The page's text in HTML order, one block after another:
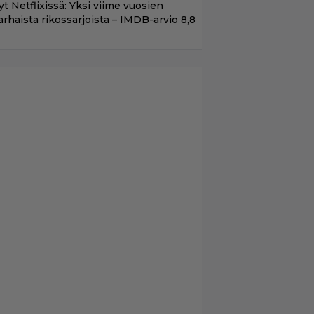
Netflixissä: Yksi viime vuosien
rikossarjoista – IMDB-arvio 8,8